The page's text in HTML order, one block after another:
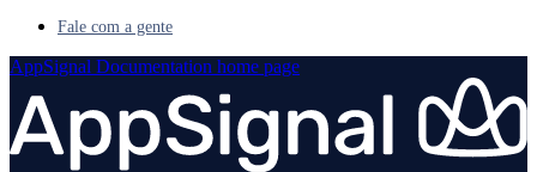
Fale com a gente
AppSignal Documentation home page